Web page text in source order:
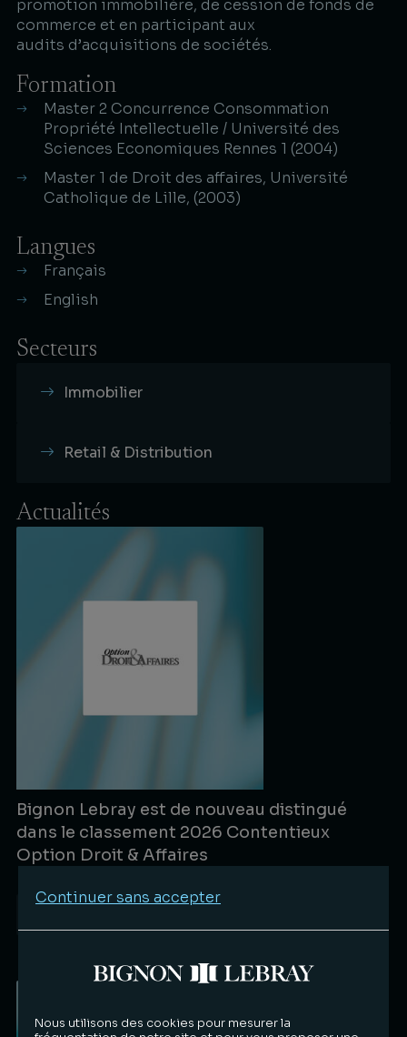
promotion immobilière, de cession de fonds de
commerce et en participant aux
audits d’acquisitions de sociétés.​
Formation
Master 2 Concurrence Consommation
Propriété Intellectuelle / Université des
Sciences Economiques Rennes 1 (2004)​
Master 1 de Droit des affaires, Université
Catholique de Lille, (2003)
Langues
Français
English
Secteurs
Immobilier
Retail & Distribution
Actualités
Bignon Lebray est de nouveau distingué
dans le classement 2026 Contentieux
Option Droit & Affaires
Continuer sans accepter
Nous utilisons des cookies pour mesurer la